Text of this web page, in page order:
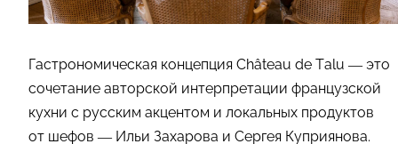
Гастрономическая концепция Château de Talu — это
сочетание авторской интерпретации французской
кухни с русским акцентом и локальных продуктов
от шефов — Ильи Захарова и Сергея Куприянова.